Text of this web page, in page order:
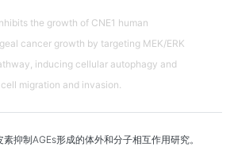
the growth of CNE1 human
cancer growth by targeting MEK/ERK
inducing cellular autophagy and
migration and invasion.
抑制AGEs形成的体外和分子相互作用研究。